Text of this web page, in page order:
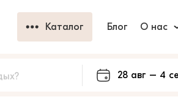
Каталог Блог О нас